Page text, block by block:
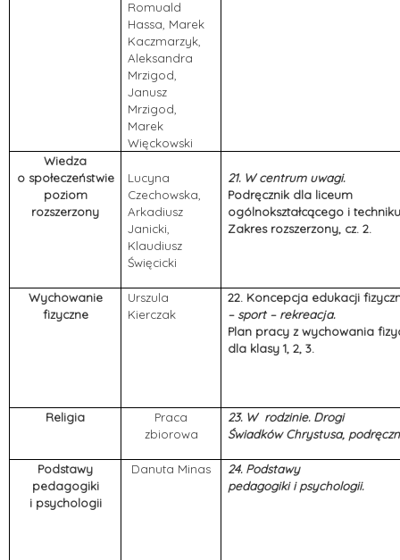
Romuald
Hassa, Marek
Kaczmarzyk,
Aleksandra
Mrzigod,
Janusz
Mrzigod,
Marek
Więckowski
Wiedza
o społeczeństwie
poziom
rozszerzony
Lucyna
Czechowska,
Arkadiusz
Janicki,
Klaudiusz
Święcicki
21. W centrum uwagi.
Podręcznik dla liceum
ogólnokształcącego i
Zakres rozszerzony, cz. 2.
Wychowanie
fizyczne
Urszula
Kierczak
22. Koncepcja edukacji
– sport – rekreacja.
Plan pracy z wychowania
dla klasy 1, 2, 3.
Religia
Praca
zbiorowa
23. W rodzinie. Drogi
Świadków Chrystusa,
Podstawy
pedagogiki
i psychologii
Danuta Minas 24. Podstawy
pedagogiki i psychologii.